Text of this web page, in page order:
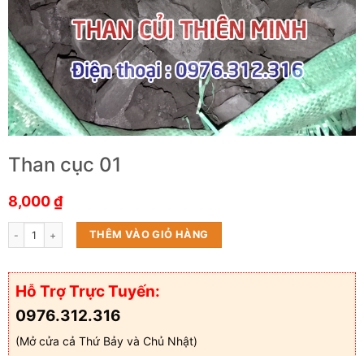
Than cục 01
8,000₫
Than cục 01 số lượngTHÊM VÀO GIỎ HÀNG
Hỗ Trợ Trực Tuyến:
0976.312.316
(Mở cửa cả Thứ Bảy và Chủ Nhật)